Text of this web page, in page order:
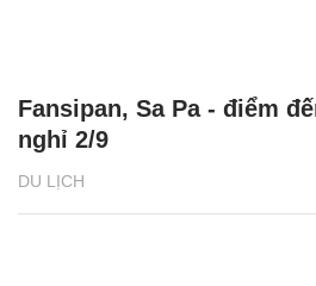
DU LỊCH
Fansipan, Sa Pa - điểm
nghỉ 2/9